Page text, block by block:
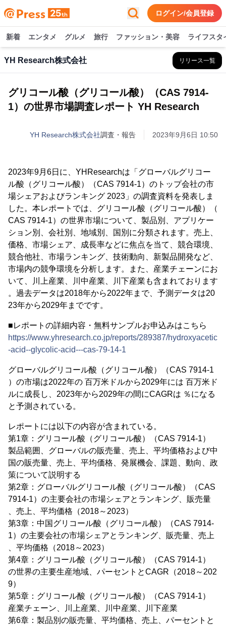
ログイン/会員登録
新着 エンタメ グルメ 旅行 ファッション・美容 ライフスタ
YH Research株式会社 リリース一覧
グリコール酸（グリコール酸）（CAS 7914-
1）の世界市場調査レポート YH Research
YH Research株式会社調査・報告 2023年9月6日 10:50
2023年9月6日に、YHResearchは「グローバルグリコー
ル酸（グリコール酸）（CAS 7914-1）のトップ会社の市
場シェアおよびランキング 2023」の調査資料を発表しま
した。本レポートでは、グリコール酸（グリコール酸）（
CAS 7914-1）の世界市場について、製品別、アプリケー
ション別、会社別、地域別、国別に分類されます。売上、
価格、市場シェア、成長率などに焦点を当て、競合環境、
競合他社、市場ランキング、技術動向、新製品開発など、
市場内の競争環境を分析します。また、産業チェーンにお
いて、川上産業、川中産業、川下産業も含まれております
。過去データは2018年から2022年まで、予測データは20
23年から2029年までです。
■レポートの詳細内容・無料サンプルお申込みはこちら
https://www.yhresearch.co.jp/reports/289387/hydroxyacetic
-acid--glycolic-acid---cas-79-14-1
グローバルグリコール酸（グリコール酸）（CAS 7914-1
）の市場は2022年の 百万米ドルから2029年には 百万米ド
ルに成長し、2023年から2029年の間にCAGRは ％になる
と予測されている。
レポートには以下の内容が含まれている。
第1章：グリコール酸（グリコール酸）（CAS 7914-1）
製品範囲、グローバルの販売量、売上、平均価格および中
国の販売量、売上、平均価格、発展機会、課題、動向、政
策について説明する
第2章：グローバルグリコール酸（グリコール酸）（CAS
7914-1）の主要会社の市場シェアとランキング、販売量
、売上、平均価格（2018～2023）
第3章：中国グリコール酸（グリコール酸）（CAS 7914-
1）の主要会社の市場シェアとランキング、販売量、売上
、平均価格（2018～2023）
第4章：グリコール酸（グリコール酸）（CAS 7914-1）
の世界の主要生産地域、パーセントとCAGR（2018～202
9）
第5章：グリコール酸（グリコール酸）（CAS 7914-1）
産業チェーン、川上産業、川中産業、川下産業
第6章：製品別の販売量、平均価格、売上、パーセントと